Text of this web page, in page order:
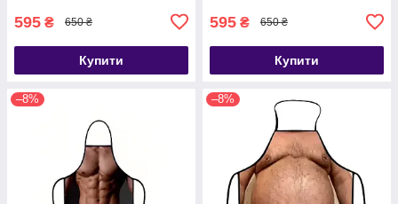
595 ₴ 650 ₴
Купити
595 ₴ 650 ₴
Купити
–8% –8%